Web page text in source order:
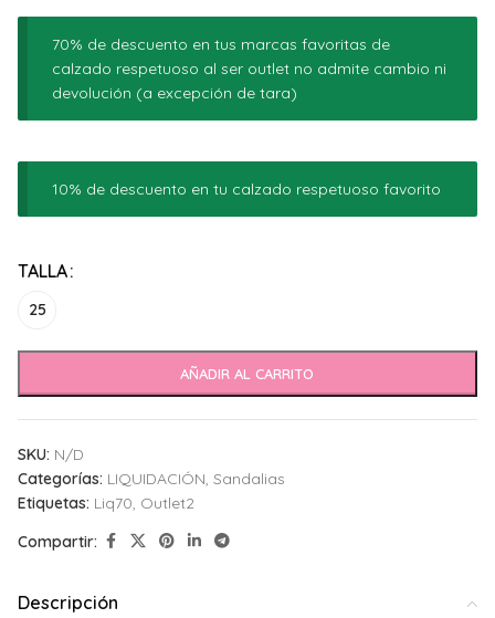
70% de descuento en tus marcas favoritas de
calzado respetuoso al ser outlet no admite cambio ni
devolución (a excepción de tara)
10% de descuento en tu calzado respetuoso favorito
TALLA
25
AÑADIR AL CARRITO
Alternative:
SKU: N/D
Categorías: LIQUIDACIÓN, Sandalias
Etiquetas: Liq70, Outlet2
Compartir:
Descripción